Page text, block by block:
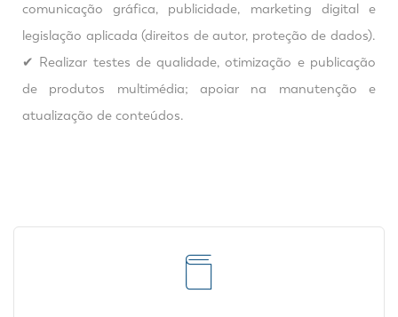
comunicação gráfica, publicidade, marketing digital e
legislação aplicada (direitos de autor, proteção de dados).
✔ Realizar testes de qualidade, otimização e publicação
de produtos multimédia; apoiar na manutenção e
atualização de conteúdos.